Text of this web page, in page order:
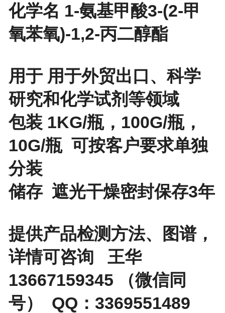
化学名 1-氨基甲酸3-(2-甲
氧苯氧)-1,2-丙二醇酯
用于 用于外贸出口、科学
研究和化学试剂等领域
包装 1KG/瓶，100G/瓶，
10G/瓶 可按客户要求单独
分装
储存 遮光干燥密封保存3年
提供产品检测方法、图谱，
详情可咨询 王华
13667159345 （微信同
号） QQ：3369551489